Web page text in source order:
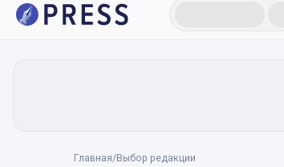
Главная/Выбор редакции